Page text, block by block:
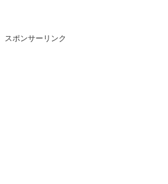
スポンサーリンク